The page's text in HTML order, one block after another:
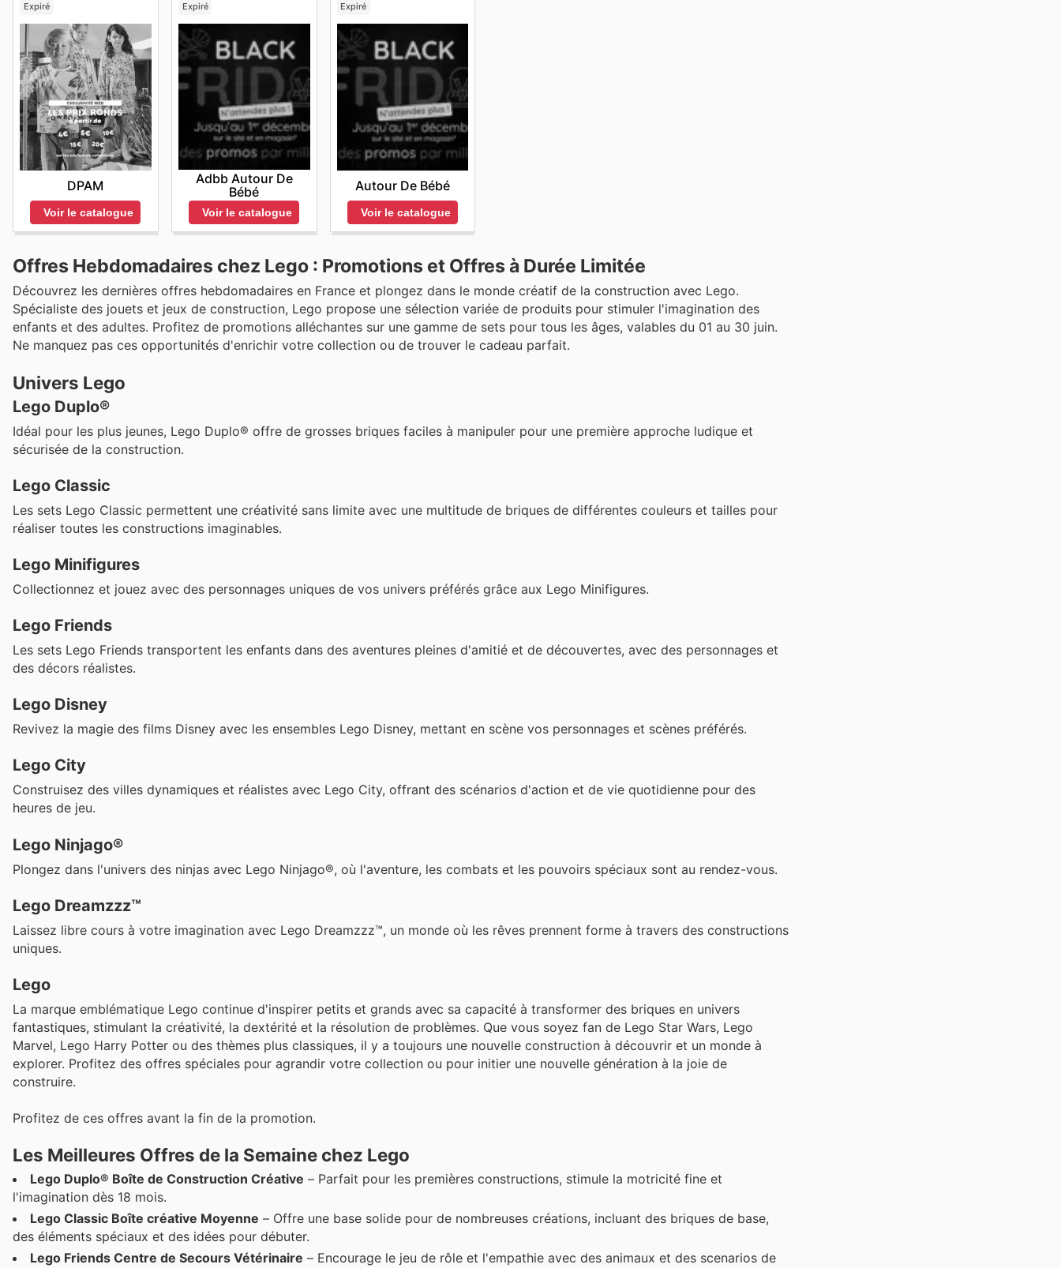
Expiré
DPAM
Voir le catalogue
Expiré
Adbb Autour De
Bébé
Voir le catalogue
Expiré
Autour De Bébé
Voir le catalogue
Offres Hebdomadaires chez Lego : Promotions et Offres à Durée Limitée
Découvrez les dernières offres hebdomadaires en France et plongez dans le monde créatif de la construction avec Lego.
Spécialiste des jouets et jeux de construction, Lego propose une sélection variée de produits pour stimuler l'imagination des
enfants et des adultes. Profitez de promotions alléchantes sur une gamme de sets pour tous les âges, valables du 01 au 30 juin.
Ne manquez pas ces opportunités d'enrichir votre collection ou de trouver le cadeau parfait.
Univers Lego
Lego Duplo®
Idéal pour les plus jeunes, Lego Duplo® offre de grosses briques faciles à manipuler pour une première approche ludique et
sécurisée de la construction.
Lego Classic
Les sets Lego Classic permettent une créativité sans limite avec une multitude de briques de différentes couleurs et tailles pour
réaliser toutes les constructions imaginables.
Lego Minifigures
Collectionnez et jouez avec des personnages uniques de vos univers préférés grâce aux Lego Minifigures.
Lego Friends
Les sets Lego Friends transportent les enfants dans des aventures pleines d'amitié et de découvertes, avec des personnages et
des décors réalistes.
Lego Disney
Revivez la magie des films Disney avec les ensembles Lego Disney, mettant en scène vos personnages et scènes préférés.
Lego City
Construisez des villes dynamiques et réalistes avec Lego City, offrant des scénarios d'action et de vie quotidienne pour des
heures de jeu.
Lego Ninjago®
Plongez dans l'univers des ninjas avec Lego Ninjago®, où l'aventure, les combats et les pouvoirs spéciaux sont au rendez-vous.
Lego Dreamzzz™
Laissez libre cours à votre imagination avec Lego Dreamzzz™, un monde où les rêves prennent forme à travers des constructions
uniques.
Lego
La marque emblématique Lego continue d'inspirer petits et grands avec sa capacité à transformer des briques en univers
fantastiques, stimulant la créativité, la dextérité et la résolution de problèmes. Que vous soyez fan de Lego Star Wars, Lego
Marvel, Lego Harry Potter ou des thèmes plus classiques, il y a toujours une nouvelle construction à découvrir et un monde à
explorer. Profitez des offres spéciales pour agrandir votre collection ou pour initier une nouvelle génération à la joie de
construire.
Profitez de ces offres avant la fin de la promotion.
Les Meilleures Offres de la Semaine chez Lego
Lego Duplo® Boîte de Construction Créative – Parfait pour les premières constructions, stimule la motricité fine et
l'imagination dès 18 mois.
Lego Classic Boîte créative Moyenne – Offre une base solide pour de nombreuses créations, incluant des briques de base,
des éléments spéciaux et des idées pour débuter.
Lego Friends Centre de Secours Vétérinaire – Encourage le jeu de rôle et l'empathie avec des animaux et des scenarios de